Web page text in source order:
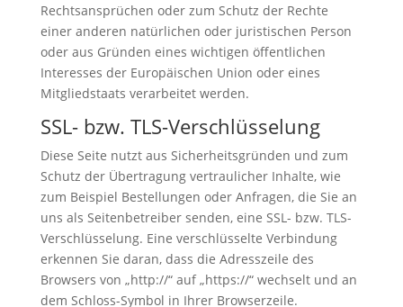
Rechtsansprüchen oder zum Schutz der Rechte
einer anderen natürlichen oder juristischen Person
oder aus Gründen eines wichtigen öffentlichen
Interesses der Europäischen Union oder eines
Mitgliedstaats verarbeitet werden.
SSL- bzw. TLS-Verschlüsselung
Diese Seite nutzt aus Sicherheitsgründen und zum
Schutz der Übertragung vertraulicher Inhalte, wie
zum Beispiel Bestellungen oder Anfragen, die Sie an
uns als Seitenbetreiber senden, eine SSL- bzw. TLS-
Verschlüsselung. Eine verschlüsselte Verbindung
erkennen Sie daran, dass die Adresszeile des
Browsers von „http://“ auf „https://“ wechselt und an
dem Schloss-Symbol in Ihrer Browserzeile.